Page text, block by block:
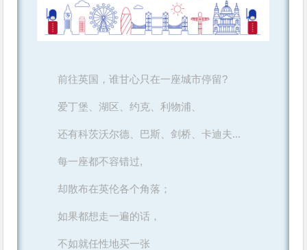
前往英国，谁甘心只在一座城市停留?
爱丁堡、湖区、约克、利物浦、
还有科茨沃尔德、巴斯、剑桥、卡迪夫...
每一座都不容错过,
却散布在英伦各个角落；
如果都想走一遍的话，
不如就任性地买一张